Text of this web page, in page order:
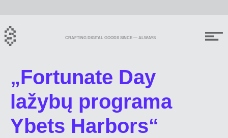
CRAFTING DIGITAL GOODS SINCE — ALWAYS
„Fortunate Day
lažybų programa
Ybets Harbors“